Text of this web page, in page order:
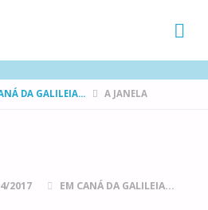
DA GALILEIA... A JANELA
2017 EM CANÁ DA GALILEIA...